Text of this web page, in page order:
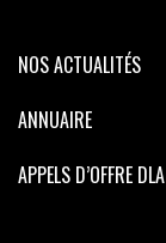
NOS ACTUALITÉS
ANNUAIRE
APPELS D’OFFRE DLA